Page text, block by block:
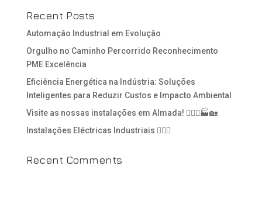
Recent Posts
Automação Industrial em Evolução
Orgulho no Caminho Percorrido Reconhecimento
PME Excelência
Eficiência Energética na Indústria: Soluções
Inteligentes para Reduzir Custos e Impacto Ambiental
Visite as nossas instalações em Almada! 👷🏻‍♂️🏭🏡
Instalações Eléctricas Industriais 👷🏻‍♂️
Recent Comments